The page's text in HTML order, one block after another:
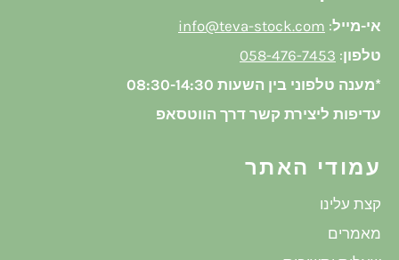
אי-מייל:
info@teva-stock.com
טלפון:
058-476-7453
*מענה טלפוני בין השעות 08:30-14:30
עדיפות ליצירת קשר דרך הווטסאפ
עמודי האתר
קצת עלינו
מאמרים